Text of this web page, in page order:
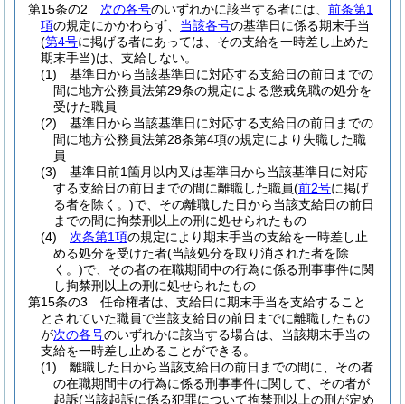
第15条の2
次の各号のいずれかに該当する者には、 前条第1
項の規定にかかわらず、 当該各号の基準日に係る期末手当
(第4号に掲げる者にあっては、その支給を一時差し止めた
期末手当)は、支給しない。
(1)
基準日から当該基準日に対応する支給日の前日までの
間に地方公務員法第29条の規定による懲戒免職の処分を
受けた職員
(2)
基準日から当該基準日に対応する支給日の前日までの
間に地方公務員法第28条第4項の規定により失職した職
員
(3)
基準日前1箇月以内又は基準日から当該基準日に対応
する支給日の前日までの間に離職した職員(前2号に掲げ
る者を除く。)で、その離職した日から当該支給日の前日
までの間に拘禁刑以上の刑に処せられたもの
(4)
次条第1項の規定により期末手当の支給を一時差し止
める処分を受けた者(当該処分を取り消された者を除
く。)で、その者の在職期間中の行為に係る刑事事件に関
し拘禁刑以上の刑に処せられたもの
第15条の3
任命権者は、支給日に期末手当を支給すること
とされていた職員で当該支給日の前日までに離職したもの
が次の各号のいずれかに該当する場合は、当該期末手当の
支給を一時差し止めることができる。
(1)
離職した日から当該支給日の前日までの間に、その者
の在職期間中の行為に係る刑事事件に関して、その者が
起訴(当該起訴に係る犯罪について拘禁刑以上の刑が定め